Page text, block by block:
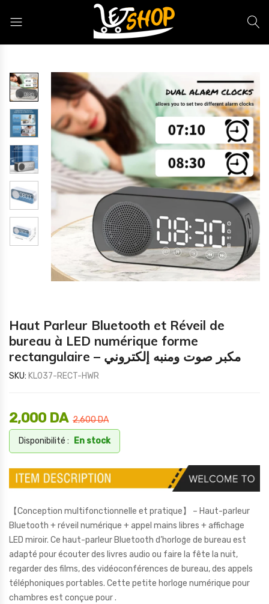
Haut Parleur Bluetooth et Réveil de
bureau à LED numérique forme
rectangulaire – مكبر صوت ومنبه إلكتروني
SKU: KL037-RECT-HWR
2,600DA
2,000 DA
Disponibilité : En stock
【Conception multifonctionnelle et pratique】 – Haut-parleur
Bluetooth + réveil numérique + appel mains libres + affichage
LED miroir. Ce haut-parleur Bluetooth d’horloge de bureau est
adapté pour écouter des livres audio ou faire la fête la nuit,
regarder des films, des vidéoconférences de bureau, des appels
téléphoniques portables. Cette petite horloge numérique pour
chambres est conçue pour .